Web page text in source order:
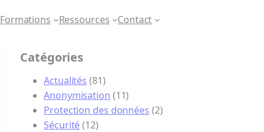
Formations Ressources Contact
Catégories
Actualités (81)
Anonymisation (11)
Protection des données (2)
Sécurité(12)